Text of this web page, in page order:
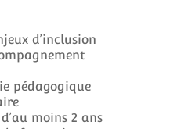
d’inclusion
pédagogique
moins 2 ans